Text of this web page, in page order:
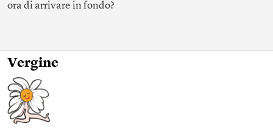
ora di arrivare in fondo?
Vergine